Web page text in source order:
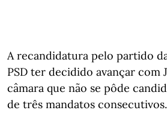
A recandidatura pelo partido
PSD ter decidido avançar com
câmara que não se pôde
de três mandatos consecutivos.